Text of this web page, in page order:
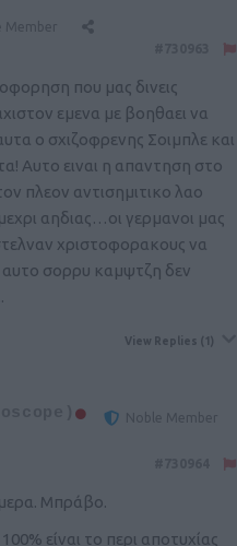
Member
που μας δινεις
εμενα με βοηθαει να
ο σχιζοφρενης Σοιμπλε και
Αυτο ειναι η απαντηση στο
πλεον αντισημιτικο λαο
αηδιας…οι γερμανοι μας
χριστοφορακους να
αυτο σορρυ καμψτζη δεν
View Replies (1)
Noble Member
Μπράβο.
είναι το περι αποτυχίας